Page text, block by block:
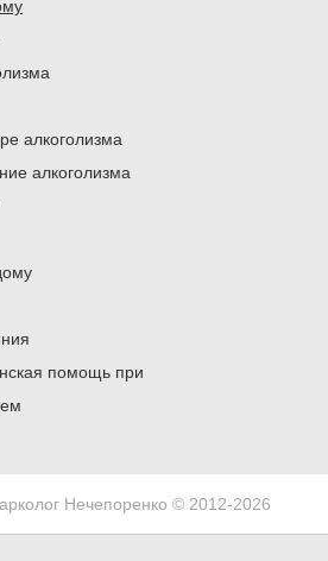
алкоголизма
алкоголизма
помощь при
Нечепоренко © 2012-2026